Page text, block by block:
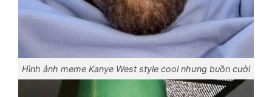
Hình ảnh meme Kanye West style cool nhưng buồn cười